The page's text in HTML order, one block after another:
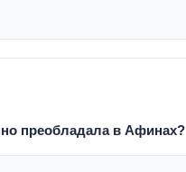
преобладала в Афинах?